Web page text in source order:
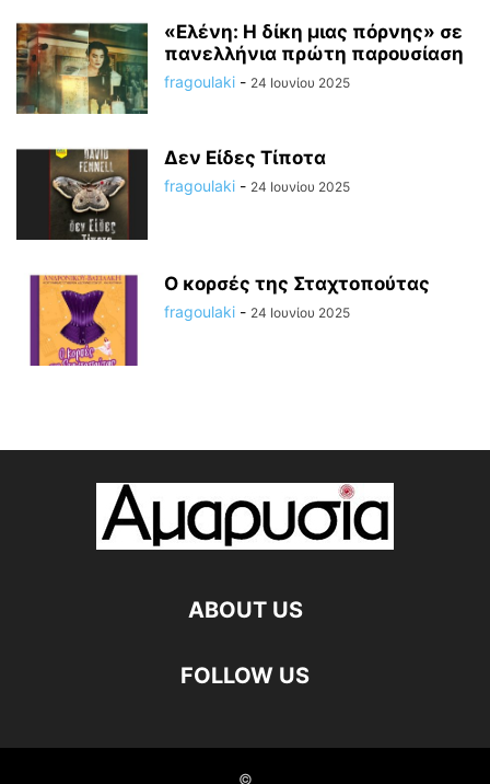
«Ελένη: Η δίκη μιας πόρνης» σε
πανελλήνια πρώτη παρουσίαση
fragoulaki - 24 Ιουνίου 2025
Δεν Είδες Τίποτα
fragoulaki - 24 Ιουνίου 2025
Ο κορσές της Σταχτοπούτας
fragoulaki - 24 Ιουνίου 2025
ABOUT US
FOLLOW US
©